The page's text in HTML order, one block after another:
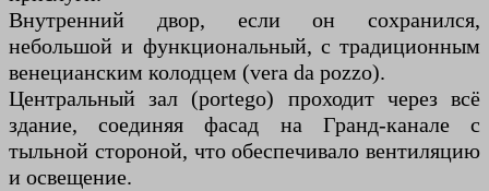
Внутренний двор, если он сохранился,
небольшой и функциональный, с традиционным
венецианским колодцем (vera da pozzo).
Центральный зал (portego) проходит через всё
здание, соединяя фасад на Гранд-канале с
тыльной стороной, что обеспечивало вентиляцию
и освещение.